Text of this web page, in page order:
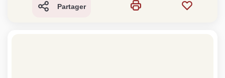
Partager